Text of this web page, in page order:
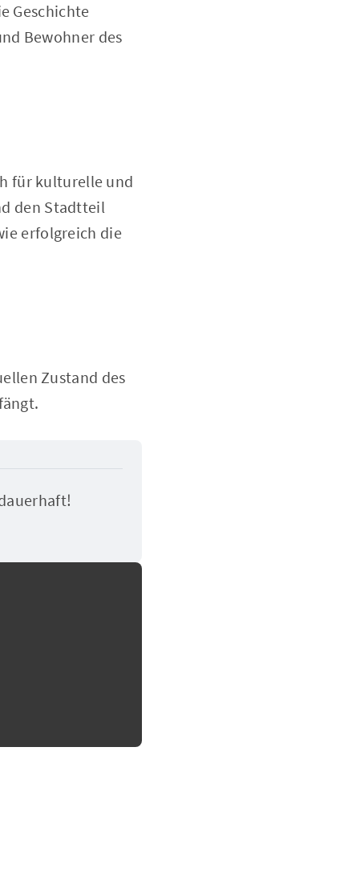
Geschichte
Bewohner des
für kulturelle und
den Stadtteil
erfolgreich die
Zustand des